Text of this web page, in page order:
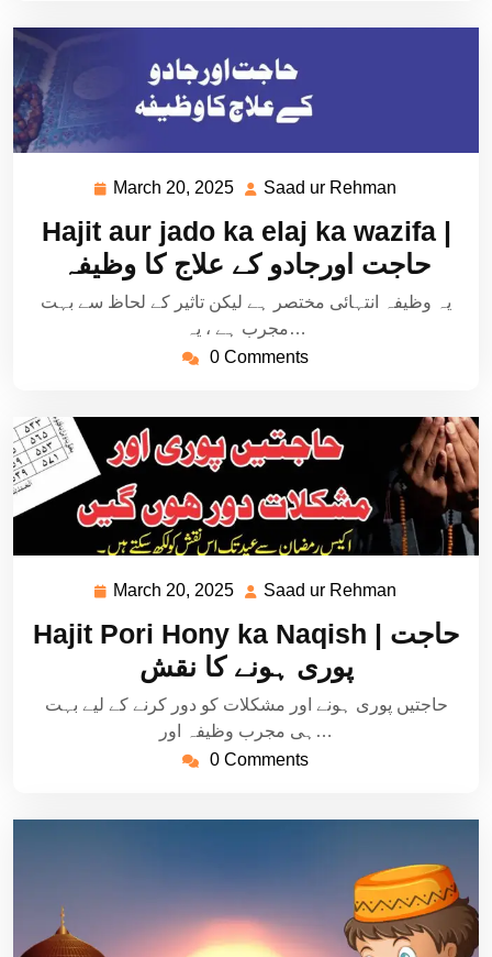
March 20, 2025 March
2025
Saad ur Rehman
Rehman
Hajit aur jado ka elaj ka wazifa |
حاجت اورجادو کے علاج کا وظیفہ
یہ وظیفہ انتہائی مختصر ہے لیکن تاثیر کے لحاظ سے بہت
مجرب ہے ، یہ…
0 Comments
March 20, 2025 March
2025
Saad ur Rehman
Rehman
Hajit Pori Hony ka Naqish | حاجت
پوری ہونے کا نقش
حاجتیں پوری ہونے اور مشکلات کو دور کرنے کے لیے بہت
ہی مجرب وظیفہ اور…
0 Comments